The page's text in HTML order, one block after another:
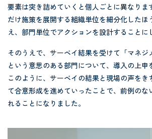
要素は突き詰めていくと個人ごとに異なりま
だけ施策を展開する組織単位を細分化したほ
え、部門単位でアクションを設計することに
そのうえで、サーベイ結果を受けて「マネジ
という意思のある部門について、導入の上申
このように、サーベイの結果と現場の声をき
て合意形成を進めていったことで、前例のな
れることになりました。